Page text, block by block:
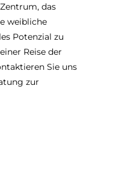
das
weibliche
Potenzial zu
Reise der
Sie uns
zur